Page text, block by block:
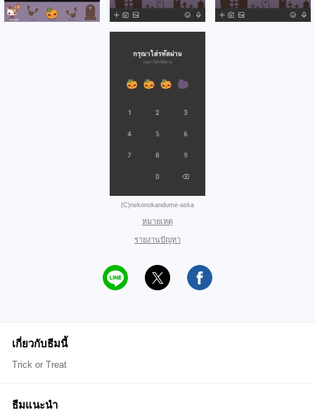
(C)nekonokandume-aska
หมายเหตุ
รายงานปัญหา
เกี่ยวกับธีมนี้
Trick or Treat
ธีมแนะนำ